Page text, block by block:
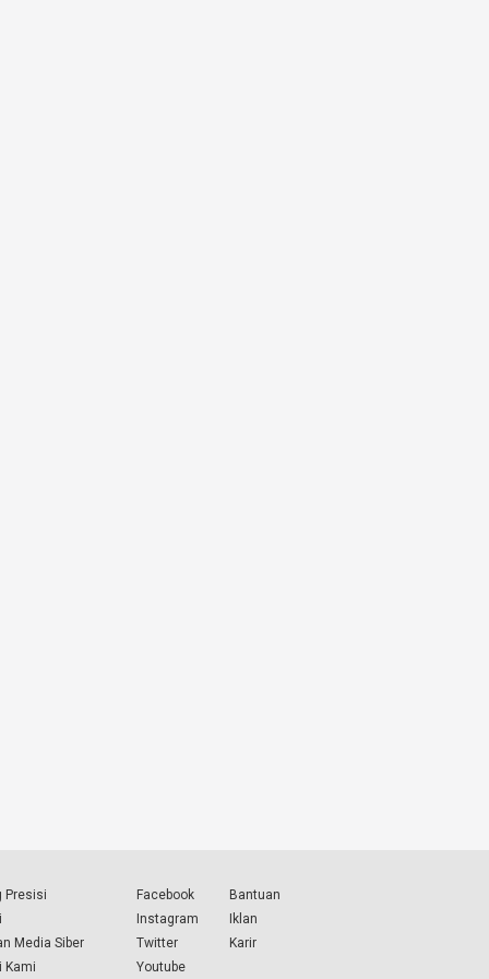
Presisi
Media Siber
Kami
Facebook
Instagram
Twitter
Youtube
Bantuan
Iklan
Karir